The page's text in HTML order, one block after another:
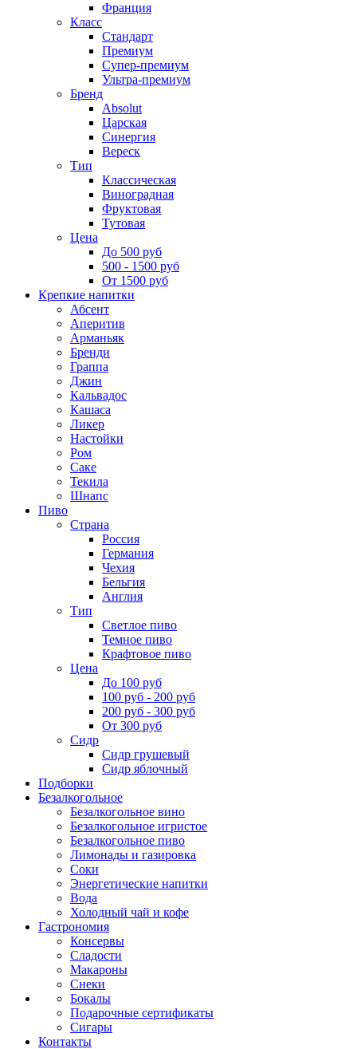
Франция
Класс
Стандарт
Премиум
Супер-премиум
Ультра-премиум
Бренд
Absolut
Царская
Синергия
Вереск
Тип
Классическая
Виноградная
Фруктовая
Тутовая
Цена
До 500 руб
500 - 1500 руб
От 1500 руб
Крепкие напитки
Абсент
Аперитив
Арманьяк
Бренди
Граппа
Джин
Кальвадос
Кашаса
Ликер
Настойки
Ром
Саке
Текила
Шнапс
Пиво
Страна
Россия
Германия
Чехия
Бельгия
Англия
Тип
Светлое пиво
Темное пиво
Крафтовое пиво
Цена
До 100 руб
100 руб - 200 руб
200 руб - 300 руб
От 300 руб
Сидр
Сидр грушевый
Сидр яблочный
Подборки
Безалкогольное
Безалкогольное вино
Безалкогольное игристое
Безалкогольное пиво
Лимонады и газировка
Соки
Энергетические напитки
Вода
Холодный чай и кофе
Гастрономия
Консервы
Сладости
Макароны
Снеки
Бокалы
Подарочные сертификаты
Сигары
Контакты